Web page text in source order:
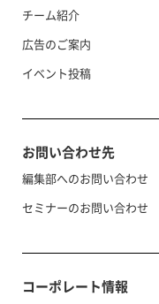
チーム紹介
広告のご案内
イベント投稿
お問い合わせ先
編集部へのお問い合わせ
セミナーのお問い合わせ
コーポレート情報